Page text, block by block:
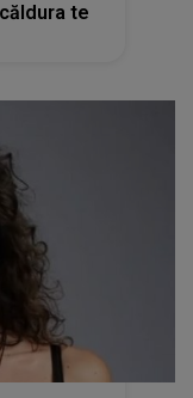
te